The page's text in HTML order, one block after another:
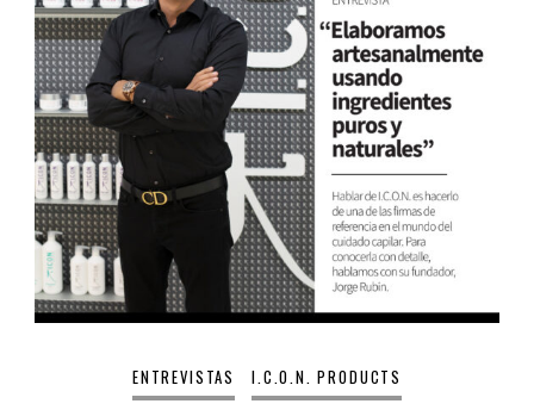
ENTREVISTAS I.C.O.N. PRODUCTS